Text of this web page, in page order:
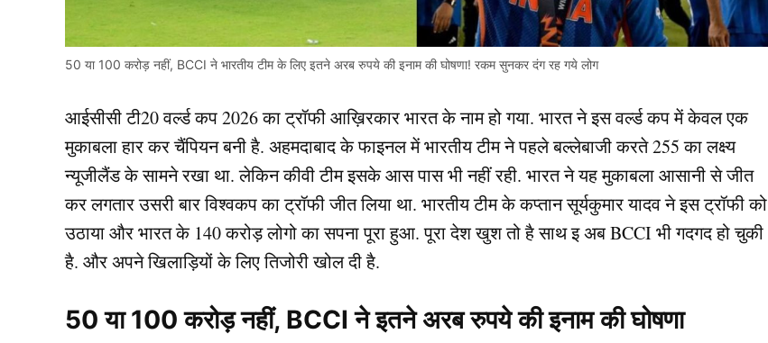
50 या 100 करोड़ नहीं, BCCI ने भारतीय टीम के लिए इतने अरब रुपये की इनाम की घोषणा! रकम सुनकर दंग रह गये लोग
आईसीसी टी20 वर्ल्ड कप 2026 का ट्रॉफी आख़िरकार भारत के नाम हो गया. भारत ने इस वर्ल्ड कप में केवल एक
मुकाबला हार कर चैंपियन बनी है. अहमदाबाद के फाइनल में भारतीय टीम ने पहले बल्लेबाजी करते 255 का लक्ष्य
न्यूजीलैंड के सामने रखा था. लेकिन कीवी टीम इसके आस पास भी नहीं रही. भारत ने यह मुकाबला आसानी से जीत
कर लगतार उसरी बार विश्वकप का ट्रॉफी जीत लिया था. भारतीय टीम के कप्तान सूर्यकुमार यादव ने इस ट्रॉफी को
उठाया और भारत के 140 करोड़ लोगो का सपना पूरा हुआ. पूरा देश खुश तो है साथ इ अब BCCI भी गदगद हो चुकी
है. और अपने खिलाड़ियों के लिए तिजोरी खोल दी है.
50 या 100 करोड़ नहीं, BCCI ने इतने अरब रुपये की इनाम की घोषणा